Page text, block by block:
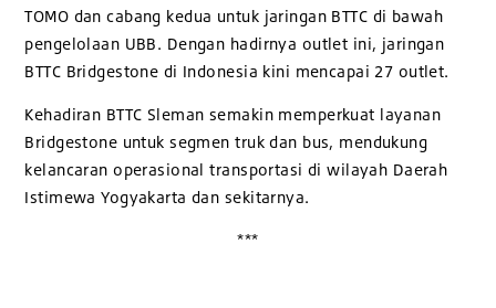
TOMO dan cabang kedua untuk jaringan BTTC di bawah
pengelolaan UBB. Dengan hadirnya outlet ini, jaringan
BTTC Bridgestone di Indonesia kini mencapai 27 outlet.
Kehadiran BTTC Sleman semakin memperkuat layanan
Bridgestone untuk segmen truk dan bus, mendukung
kelancaran operasional transportasi di wilayah Daerah
Istimewa Yogyakarta dan sekitarnya.
***